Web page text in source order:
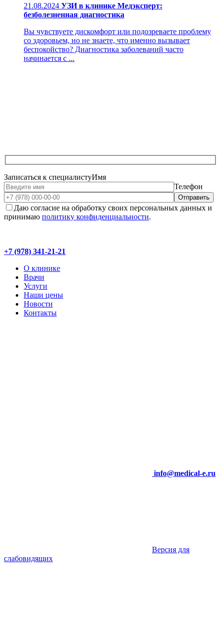
21.08.2024 УЗИ в клинике Медэксперт:
безболезненная диагностика
Вы чувствуете дискомфорт или подозреваете проблему
со здоровьем, но не знаете, что именно вызывает
беспокойство? Диагностика заболеваний часто
начинается с ...
Записаться к специалистуИмя
Телефон
Даю согласие на обработку своих персональных данных и
принимаю политику конфиденциальности.
+7 (978) 341-21-21
О клинике
Врачи
Услуги
Наши цены
Новости
Контакты
info@medical-e.ru
Версия для
слабовидящих